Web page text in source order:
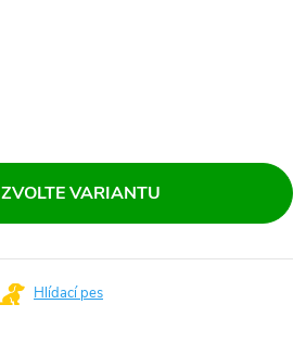
ZVOLTE VARIANTU
Hlídací pes